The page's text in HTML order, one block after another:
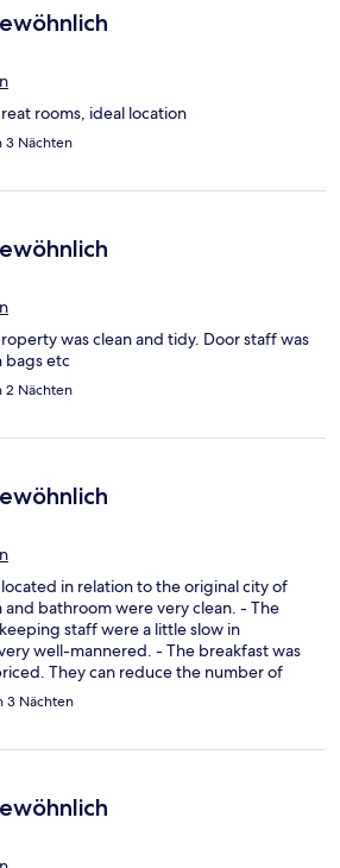
rooms, ideal location
3 Nächten
was clean and tidy. Door staff was
bags etc
2 Nächten
in relation to the original city of
and bathroom were very clean. - The
staff were a little slow in
well-mannered. - The breakfast was
They can reduce the number of
- The pool seems to be under-utilized
as clear as most 4- star pools. Overall a
3 Nächten